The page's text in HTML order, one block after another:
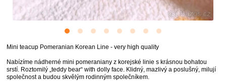
Mini teacup Pomeranian Korean Line - very high quality
Nabízíme nádherné mini pomeraniany z korejské linie s krásnou bohatou
srstí. Roztomilý „teddy bear“ with dolly face. Klidný, mazlivý a poslušný, milují
společnost a budou skvělým rodinným společníkem.